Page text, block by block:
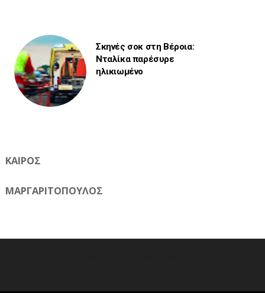
Σκηνές σοκ στη Βέροια:
Νταλίκα παρέσυρε
ηλικιωμένο
ΚΑΙΡΟΣ
ΜΑΡΓΑΡΙΤΟΠΟΥΛΟΣ